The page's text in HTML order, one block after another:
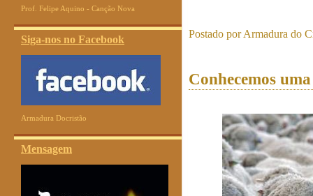
Prof. Felipe Aquino - Canção Nova
Siga-nos no Facebook
Armadura Docristão
Mensagem
Postado porArmadura do
Conhecemos